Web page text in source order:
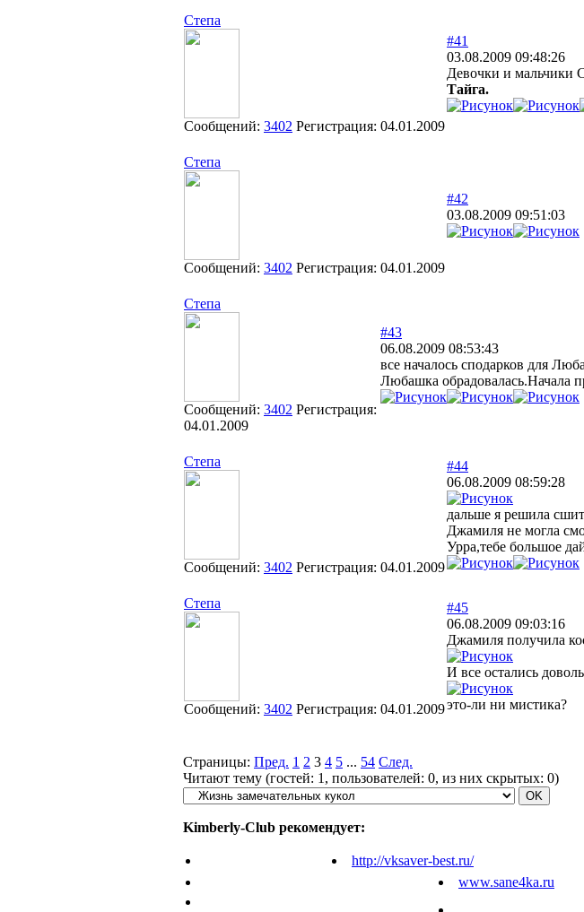
Степа
Сообщений: 3402 Регистрация: 04.01.2009
#41
03.08.2009 09:48:26
Девочки и мальчики
Тайга.
Степа
Сообщений: 3402 Регистрация: 04.01.2009
#42
03.08.2009 09:51:03
Степа
Сообщений: 3402 Регистрация:
04.01.2009
#43
06.08.2009 08:53:43
все началось сподарков для
Любашка обрадовалась.Начала
Степа
Сообщений: 3402 Регистрация: 04.01.2009
#44
06.08.2009 08:59:28
дальше я решила
Джамиля не могла
Урра,тебе большое
Степа
Сообщений: 3402 Регистрация: 04.01.2009
#45
06.08.2009 09:03:16
Джамиля получила
И все остались
это-ли ни мистика?
Страницы: Пред. 1 2 3 4 5 ... 54 След.
Читают тему (гостей: 1 , пользователей: 0, из них скрытых: 0)
Kimberly-Club рекомендует:
http://vksaver-best.ru/
www.sane4ka.ru